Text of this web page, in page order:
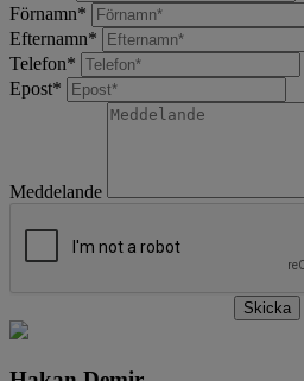
Förnamn*
Efternamn*
Telefon*
Epost*
Meddelande
Skicka